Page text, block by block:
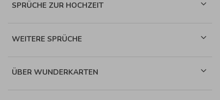
SPRÜCHE ZUR HOCHZEIT
WEITERE SPRÜCHE
ÜBER WUNDERKARTEN